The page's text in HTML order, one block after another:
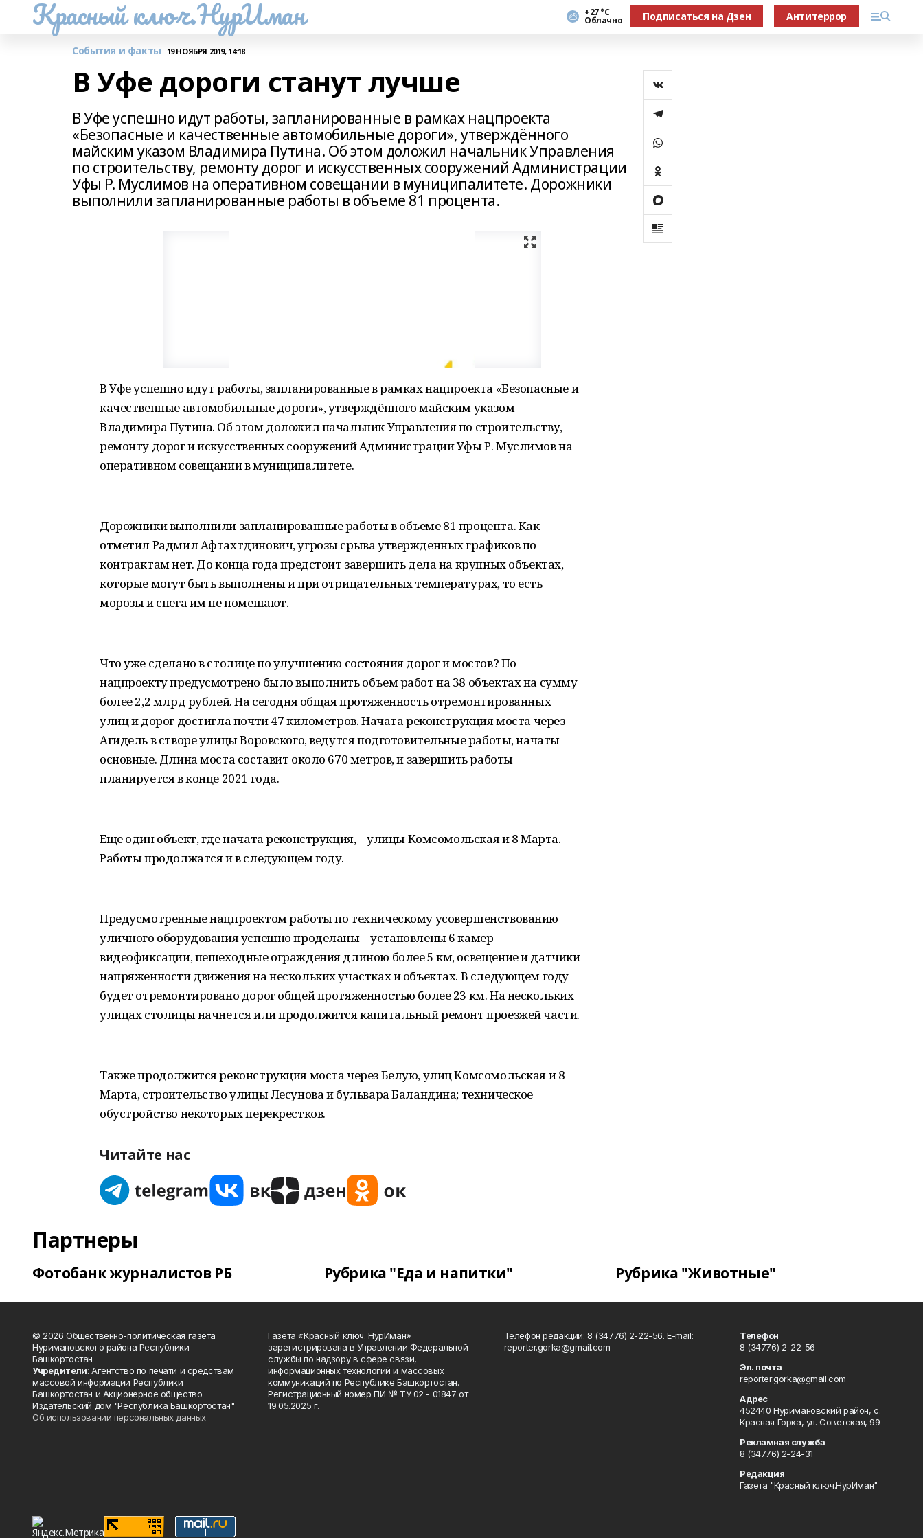
Красный ключ.НурИман +27 °С
Облачно Подписаться на Дзен Антитеррор
События и факты 19 НОЯБРЯ 2019, 14:18
В Уфе дороги станут лучше
В Уфе успешно идут работы, запланированные в рамках нацпроекта
«Безопасные и качественные автомобильные дороги», утверждённого
майским указом Владимира Путина. Об этом доложил начальник Управления
по строительству, ремонту дорог и искусственных сооружений Администрации
Уфы Р. Муслимов на оперативном совещании в муниципалитете. Дорожники
выполнили запланированные работы в объеме 81 процента.
В Уфе успешно идут работы, запланированные в рамках нацпроекта «Безопасные и
качественные автомобильные дороги», утверждённого майским указом
Владимира Путина. Об этом доложил начальник Управления по строительству,
ремонту дорог и искусственных сооружений Администрации Уфы Р. Муслимов на
оперативном совещании в муниципалитете.
Дорожники выполнили запланированные работы в объеме 81 процента. Как
отметил Радмил Афтахтдинович, угрозы срыва утвержденных графиков по
контрактам нет. До конца года предстоит завершить дела на крупных объектах,
которые могут быть выполнены и при отрицательных температурах, то есть
морозы и снега им не помешают.
Что уже сделано в столице по улучшению состояния дорог и мостов? По
нацпроекту предусмотрено было выполнить объем работ на 38 объектах на сумму
более 2,2 млрд рублей. На сегодня общая протяженность отремонтированных
улиц и дорог достигла почти 47 километров. Начата реконструкция моста через
Агидель в створе улицы Воровского, ведутся подготовительные работы, начаты
основные. Длина моста составит около 670 метров, и завершить работы
планируется в конце 2021 года.
Еще один объект, где начата реконструкция, – улицы Комсомольская и 8 Марта.
Работы продолжатся и в следующем году.
Предусмотренные нацпроектом работы по техническому усовершенствованию
уличного оборудования успешно проделаны – установлены 6 камер
видеофиксации, пешеходные ограждения длиною более 5 км, освещение и датчики
напряженности движения на нескольких участках и объектах. В следующем году
будет отремонтировано дорог общей протяженностью более 23 км. На нескольких
улицах столицы начнется или продолжится капитальный ремонт проезжей части.
Также продолжится реконструкция моста через Белую, улиц Комсомольская и 8
Марта, строительство улицы Лесунова и бульвара Баландина; техническое
обустройство некоторых перекрестков.
Читайте нас
Партнеры
Фотобанк журналистов РБ Рубрика "Еда и напитки" Рубрика "Животные"
© 2026 Общественно-политическая газета
Нуримановского района Республики
Башкортостан
Учредители: Агентство по печати и средствам
массовой информации Республики
Башкортостан и Акционерное общество
Издательский дом "Республика Башкортостан"
Об использовании персональных данных
Газета «Красный ключ. НурИман»
зарегистрирована в Управлении Федеральной
службы по надзору в сфере связи,
информационных технологий и массовых
коммуникаций по Республике Башкортостан.
Регистрационный номер ПИ № ТУ 02 - 01847 от
19.05.2025 г.
Телефон редакции: 8 (34776) 2-22-56. E-mail:
reporter.gorka@gmail.com
Телефон
8 (34776) 2-22-56
Эл. почта
reporter.gorka@gmail.com
Адрес
452440 Нуримановский район, с.
Красная Горка, ул. Советская, 99
Рекламная служба
8 (34776) 2-24-31
Редакция
Газета "Красный ключ.НурИман"